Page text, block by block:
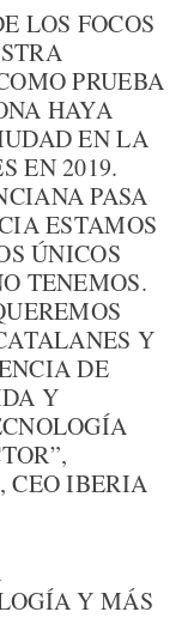
LOS FOCOS
PRUEBA
HAYA
EN LA
EN 2019.
PASA
ESTAMOS
ÚNICOS
TENEMOS.
Y
DE
Y
CEO IBERIA
Y MÁS